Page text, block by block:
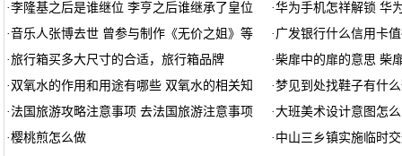
·李隆基之后是谁继位 李亨之后谁继承了皇位 ·华为手机怎祥解锁 华
·音乐人张博去世 曾参与制作《无价之姐》等 · 广发银行什么信用卡
·旅行箱买多大尺寸的合适，旅行箱品牌 ·柴扉中的扉的意思 柴
· 双氧水的作用和用途有哪些 双氧水的相关知 ·梦见到处找鞋子有什
· 法国旅游攻略注意事项 去法国旅游注意事项 ·大班美术设计意图怎
·樱桃煎怎么做 · 中山三乡镇实施临时